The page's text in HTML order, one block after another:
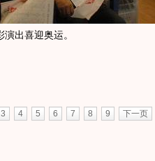
出喜迎奥运。
3 4 5 6 7 8 9 下一页